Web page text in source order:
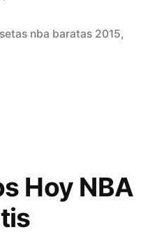
nba baratas 2015,
Hoy NBA